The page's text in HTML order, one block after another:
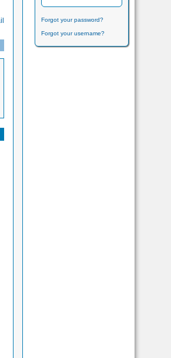
Forgot your password?
Forgot your username?